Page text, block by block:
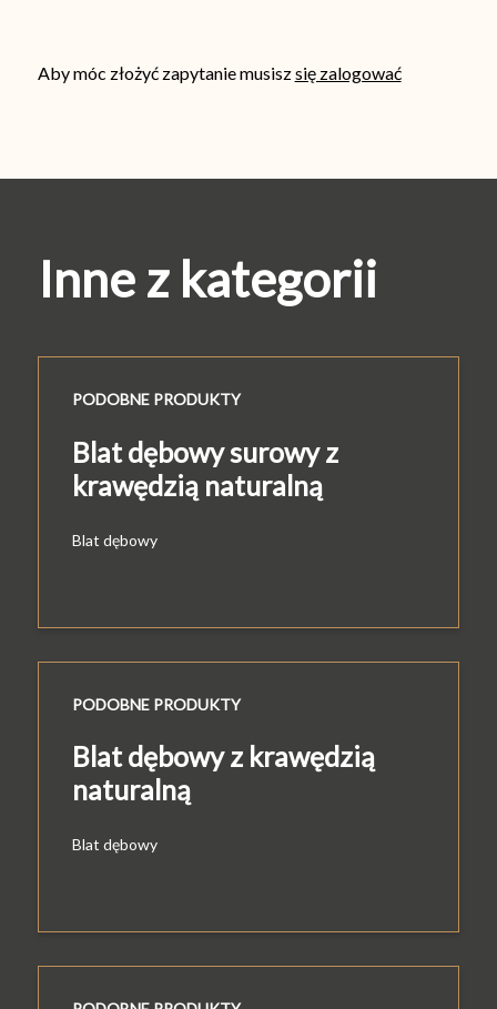
Aby móc złożyć zapytanie musiszsię zalogować
Inne z kategorii
PODOBNE PRODUKTY
Blat dębowy surowy z
krawędzią naturalną
Blat dębowy
PODOBNE PRODUKTY
Blat dębowy z krawędzią
naturalną
Blat dębowy